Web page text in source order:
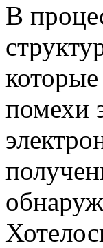
В
которые
помехи